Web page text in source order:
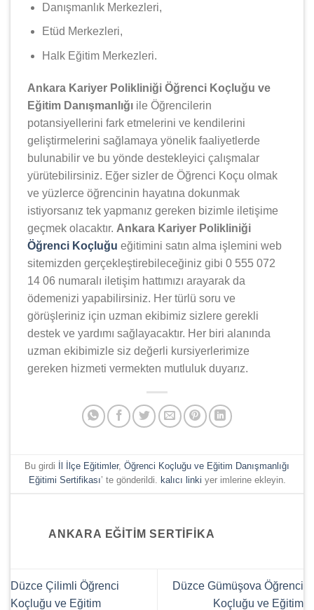
Danışmanlık Merkezleri,
Etüd Merkezleri,
Halk Eğitim Merkezleri.
Ankara Kariyer Polikliniği Öğrenci Koçluğu ve
Eğitim Danışmanlığı ile Öğrencilerin
potansiyellerini fark etmelerini ve kendilerini
geliştirmelerini sağlamaya yönelik faaliyetlerde
bulunabilir ve bu yönde destekleyici çalışmalar
yürütebilirsiniz. Eğer sizler de Öğrenci Koçu olmak
ve yüzlerce öğrencinin hayatına dokunmak
istiyorsanız tek yapmanız gereken bizimle iletişime
geçmek olacaktır. Ankara Kariyer Polikliniği
Öğrenci Koçluğu eğitimini satın alma işlemini web
sitemizden gerçekleştirebileceğiniz gibi 0 555 072
14 06 numaralı iletişim hattımızı arayarak da
ödemenizi yapabilirsiniz. Her türlü soru ve
görüşleriniz için uzman ekibimiz sizlere gerekli
destek ve yardımı sağlayacaktır. Her biri alanında
uzman ekibimizle siz değerli kursiyerlerimize
gereken hizmeti vermekten mutluluk duyarız.
Bu girdi İl İlçe Eğitimler, Öğrenci Koçluğu ve Eğitim Danışmanlığı
Eğitimi Sertifikası’ te gönderildi. kalıcı linki yer imlerine ekleyin.
ANKARA EĞITIM SERTIFIKA
Düzce Çilimli Öğrenci
Koçluğu ve Eğitim
Düzce Gümüşova Öğrenci
Koçluğu ve Eğitim